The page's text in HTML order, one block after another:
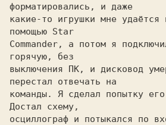
форматировались, и даже
какие-то игрушки мне удаётся
помощью Star
Commander, а потом я
горячую, без
выключения ПК, и дисковод
перестал отвечать на
команды. Я сделал попытку
Достал схему,
осциллограф и потыкался по